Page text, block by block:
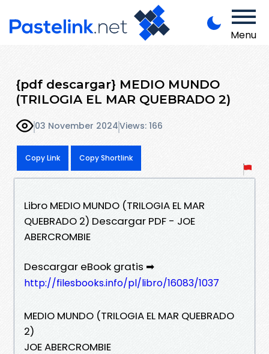
Menu
{pdf descargar} MEDIO MUNDO
(TRILOGIA EL MAR QUEBRADO 2)
03 November 2024Views: 166
Copy Link Copy Shortlink
Libro MEDIO MUNDO (TRILOGIA EL MAR
QUEBRADO 2) Descargar PDF - JOE
ABERCROMBIE
Descargar eBook gratis ➡
http://filesbooks.info/pl/libro/16083/1037
MEDIO MUNDO (TRILOGIA EL MAR QUEBRADO
2)
JOE ABERCROMBIE